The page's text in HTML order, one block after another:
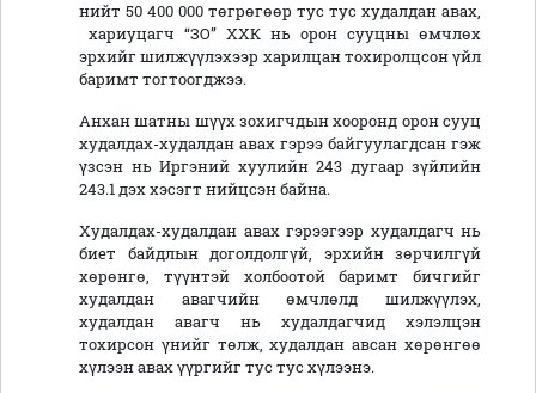
нийт 50 400 000 төгрөгөөр тус тус худалдан авах,
хариуцагч “ЗО” ХХК нь орон сууцны өмчлөх
эрхийг шилжүүлэхээр харилцан тохиролцсон үйл
баримт тогтоогджээ.
Анхан шатны шүүх зохигчдын хооронд орон сууц
худалдах-худалдан авах гэрээ байгуулагдсан гэж
үзсэн нь Иргэний хуулийн 243 дугаар зүйлийн
243.1 дэх хэсэгт нийцсэн байна.
Худалдах-худалдан авах гэрээгээр худалдагч нь
биет байдлын доголдолгүй, эрхийн зөрчилгүй
хөрөнгө, түүнтэй холбоотой баримт бичгийг
худалдан авагчийн өмчлөлд шилжүүлэх,
худалдан авагч нь худалдагчид хэлэлцэн
тохирсон үнийг төлж, худалдан авсан хөрөнгөө
хүлээн авах үүргийг тус тус хүлээнэ.